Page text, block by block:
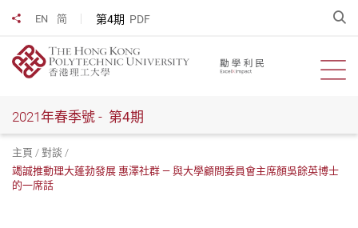
EN 简 第4期 PDF
分享到
開
2021年春季號 - 第4期
主頁
對談
竭誠推動理大蓬勃發展 惠澤社群 — 與大學顧問委員會主席顏吳餘英博士
的一席話